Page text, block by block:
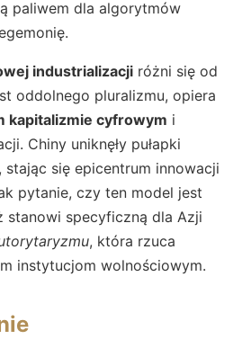
paliwem dla algorytmów
industrializacji różni się od
oddolnego pluralizmu, opiera
kapitalizmie cyfrowym i
Chiny uniknęły pułapki
stając się epicentrum innowacji
pytanie, czy ten model jest
stanowi specyficzną dla Azji
, która rzuca
instytucjom wolnościowym.